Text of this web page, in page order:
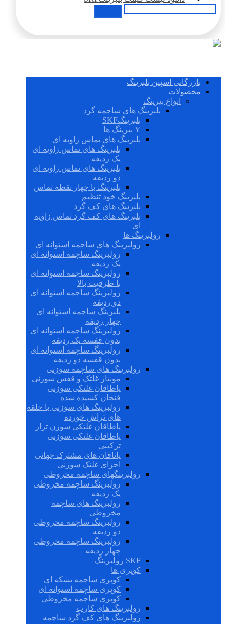
بازرگانی اسپین بلبرینگ
محصولات
انواع بیرینگ
بلبرینگ های ساچمه گرد
بلبرینگSKF
Y بیرینگ ها
بلبرینگ های تماس زاویه ای
بلبرینگ های تماس زاویه ای
یک ردیفه
بلبرینگ های تماس زاویه ای
دو ردیفه
بلبرینگ با چهار نقطه تماس
بلبرینگ خود تنظیم
بلبرینگ های کف گرد
بلبرینگ های کف گرد تماس زاویه
ای
رولبرینگ ها
رولبرینگ های ساچمه استوانه ای
رولبرینگ ساچمه استوانه ای
یک ردیفه
رولبرینگ ساچمه استوانه ای
با ظرفیت بالا
رولبرینگ ساچمه استوانه ای
دو ردیفه
بلبرینگ ساچمه استوانه ای
چهار ردیفه
رولبرینگ ساچمه استوانه ای
بدون قفسه یک ردیفه
رولبرینگ ساچمه استوانه ای
بدون قفسه دو ردیفه
رولبرینگ های ساچمه سوزنی
مونتاژ غلتک و قفس سوزنی
یاطاقان غلتکی سوزنی
فنجان کشیده شده
رولبرینگ های سوزنی با حلقه
های تراش خورده
یاطاقان غلتکی سوزن تراز
یاطاقان غلتکی سوزنی
ترکیبی
یاتاقان های مشترک جهانی
اجزای غلتک سوزنی
رولبرینگهای ساچمه مخروطی
رولبرینگ ساچمه مخروطی
یک ردیفه
رولبرینگ های ساچمه
مخروطی
رولبرینگ ساچمه مخروطی
دو ردیفه
رولبرینگ ساچمه مخروطی
چهار ردیفه
SKF رولبرینگ
کوپری ها
کوپری ساچمه بشکه ای
کوپری ساچمه استوانه ای
کوپری ساچمه مخروطی
رولبرینگ های کارب
رولبرینگ های کف گرد ساچمه